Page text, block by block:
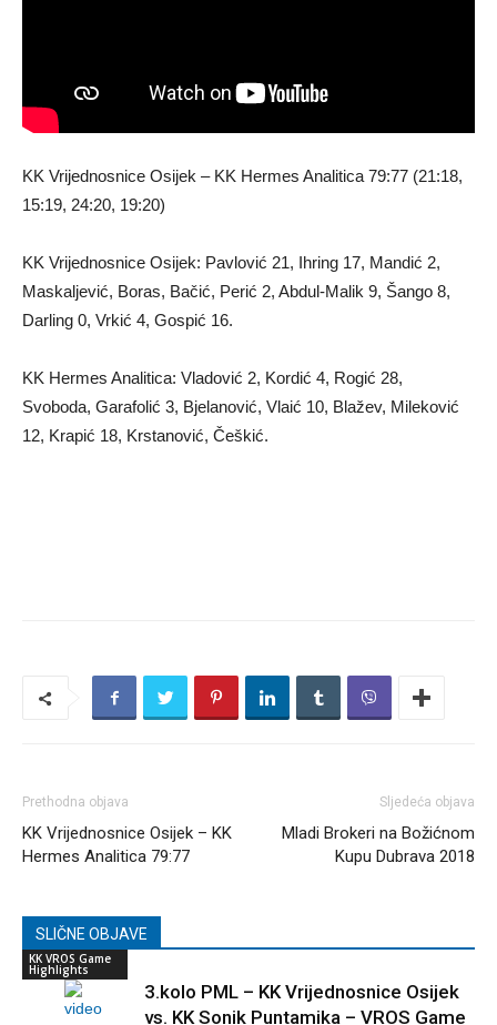
KK Vrijednosnice Osijek – KK Hermes Analitica 79:77 (21:18,
15:19, 24:20, 19:20)
KK Vrijednosnice Osijek: Pavlović 21, Ihring 17, Mandić 2,
Maskaljević, Boras, Bačić, Perić 2, Abdul-Malik 9, Šango 8,
Darling 0, Vrkić 4, Gospić 16.
KK Hermes Analitica: Vladović 2, Kordić 4, Rogić 28,
Svoboda, Garafolić 3, Bjelanović, Vlaić 10, Blažev, Mileković
12, Krapić 18, Krstanović, Češkić.
Prethodna objava
KK Vrijednosnice Osijek – KK
Hermes Analitica 79:77
Sljedeća objava
Mladi Brokeri na Božićnom
Kupu Dubrava 2018
SLIČNE OBJAVE
KK VROS Game
Highlights
3.kolo PML – KK Vrijednosnice Osijek
vs. KK Sonik Puntamika – VROS Game